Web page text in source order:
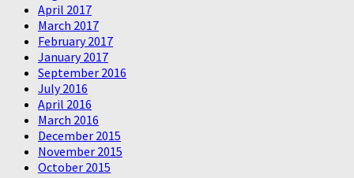
April 2017
March 2017
February 2017
January 2017
September 2016
July 2016
April 2016
March 2016
December 2015
November 2015
October 2015